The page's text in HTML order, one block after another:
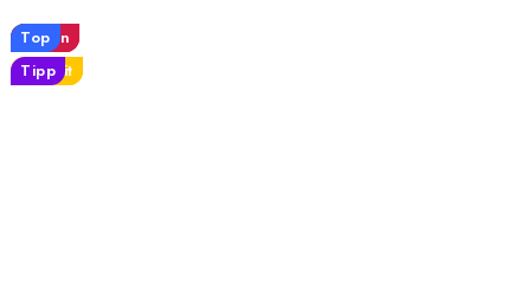
Neu
Neu
Aktion
Favorit
Aktion
Favorit
Aktion
Tipp
Top